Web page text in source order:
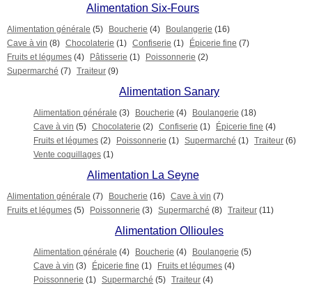
Alimentation Six-Fours
Alimentation générale (5) Boucherie (4) Boulangerie (16)
Cave à vin (8) Chocolaterie (1) Confiserie (1) Épicerie fine (7)
Fruits et légumes (4) Pâtisserie (1) Poissonnerie (2)
Supermarché (7) Traiteur (9)
Alimentation Sanary
Alimentation générale (3) Boucherie (4) Boulangerie (18)
Cave à vin (5) Chocolaterie (2) Confiserie (1) Épicerie fine (4)
Fruits et légumes (2) Poissonnerie (1) Supermarché (1) Traiteur (6)
Vente coquillages (1)
Alimentation La Seyne
Alimentation générale (7) Boucherie (16) Cave à vin (7)
Fruits et légumes (5) Poissonnerie (3) Supermarché (8) Traiteur (11)
Alimentation Ollioules
Alimentation générale (4) Boucherie (4) Boulangerie (5)
Cave à vin (3) Épicerie fine (1) Fruits et légumes (4)
Poissonnerie (1) Supermarché (5) Traiteur (4)